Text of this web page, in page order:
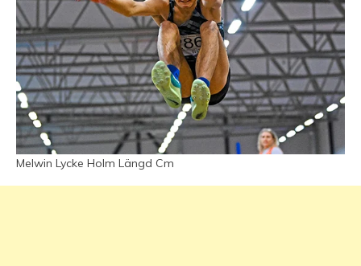
Melwin Lycke Holm Längd Cm